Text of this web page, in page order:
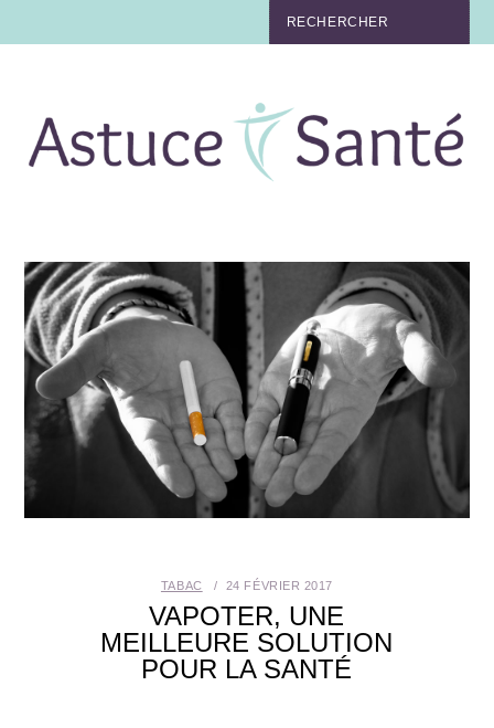
TABAC
NUTRITION
MÉDECINE
MÉDECINE DOUCE
SANTÉ BUCCO-DENTAIRE
TABAC 24 FÉVRIER 2017
VAPOTER, UNE
MEILLEURE SOLUTION
POUR LA SANTÉ